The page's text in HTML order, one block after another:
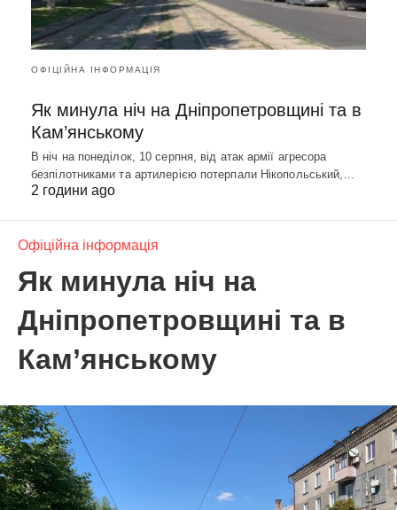
ОФІЦІЙНА ІНФОРМАЦІЯ
Як минула ніч на Дніпропетровщині та в
Кам’янському
В ніч на понеділок, 10 серпня, від атак армії агресора
безпілотниками та артилерією потерпали Нікопольський,…
2 години ago